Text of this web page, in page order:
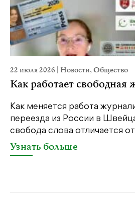
22 июля 2026 Новости,Общество
Как работает свободная
Как меняется работа
переезда из России в
свобода слова отличается
Узнать больше